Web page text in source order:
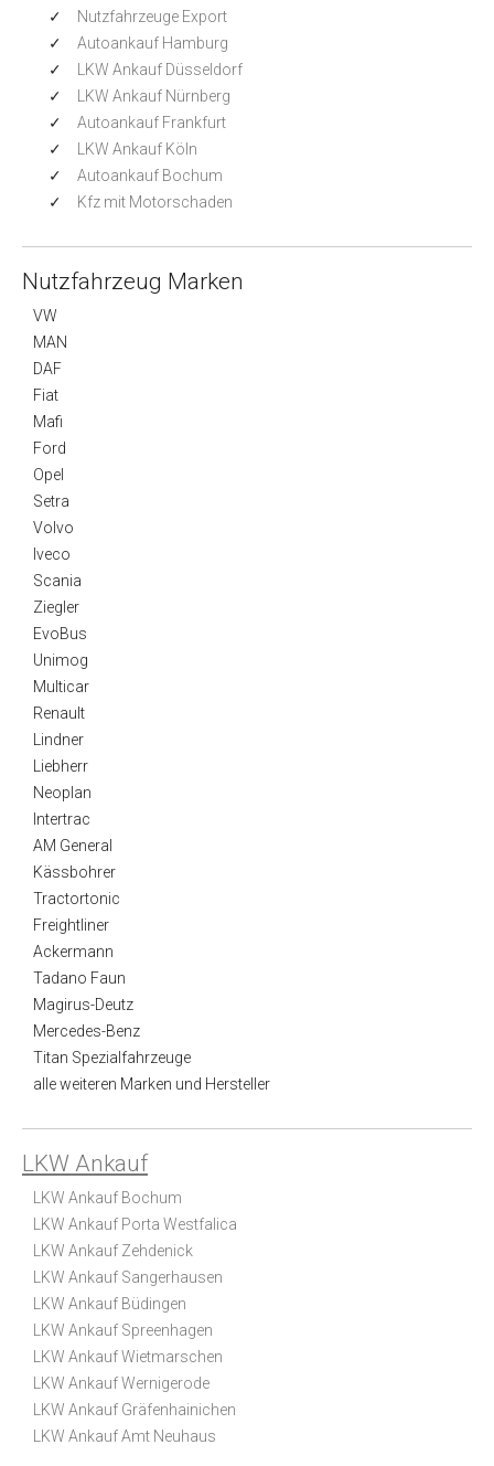
Nutzfahrzeuge Export
Autoankauf Hamburg
LKW Ankauf Düsseldorf
LKW Ankauf Nürnberg
Autoankauf Frankfurt
LKW Ankauf Köln
Autoankauf Bochum
Kfz mit Motorschaden
Nutzfahrzeug Marken
VW
MAN
DAF
Fiat
Mafi
Ford
Opel
Setra
Volvo
Iveco
Scania
Ziegler
EvoBus
Unimog
Multicar
Renault
Lindner
Liebherr
Neoplan
Intertrac
AM General
Kässbohrer
Tractortonic
Freightliner
Ackermann
Tadano Faun
Magirus-Deutz
Mercedes-Benz
Titan Spezialfahrzeuge
alle weiteren Marken und Hersteller
LKW Ankauf
LKW Ankauf Bochum
LKW Ankauf Porta Westfalica
LKW Ankauf Zehdenick
LKW Ankauf Sangerhausen
LKW Ankauf Büdingen
LKW Ankauf Spreenhagen
LKW Ankauf Wietmarschen
LKW Ankauf Wernigerode
LKW Ankauf Gräfenhainichen
LKW Ankauf Amt Neuhaus